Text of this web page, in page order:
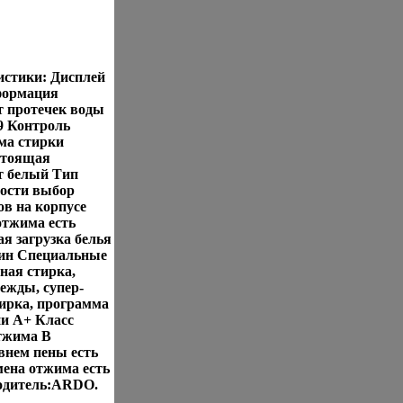
Дисплей
протечек воды
Контроль
стирки
белый Тип
выбор
на корпусе
есть
загрузка белья
Специальные
стирка,
супер-
программа
A+ Класс
B
пены есть
отжима есть